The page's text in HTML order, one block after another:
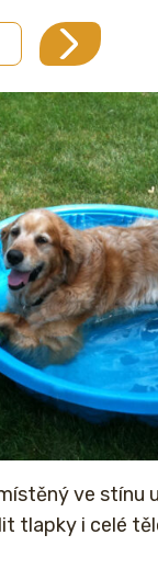
ve stínu
tlapky i celé